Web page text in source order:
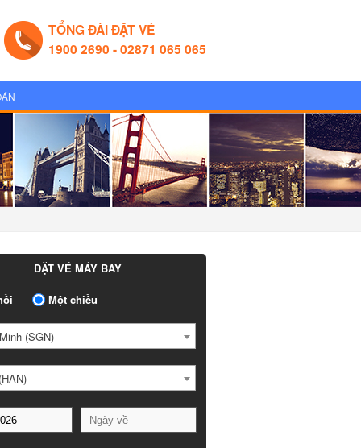
TỔNG ĐÀI ĐẶT VÉ
1900 2690 - 02871 065 065
ĐẶT VÉ MÁY BAY
Một chiều
(SGN)